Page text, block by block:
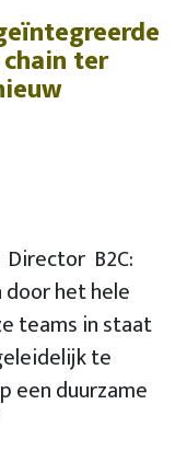
ter
B2C:
het hele
teams in staat
te
een duurzame